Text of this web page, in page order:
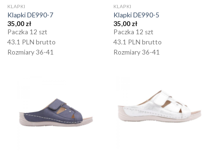
KLAPKI
Klapki DE990-7
35,00 zł
Paczka 12 szt
43.1 PLN brutto
Rozmiary 36-41
KLAPKI
Klapki DE990-5
35,00 zł
Paczka 12 szt
43.1 PLN brutto
Rozmiary 36-41